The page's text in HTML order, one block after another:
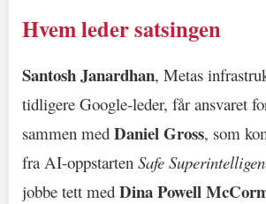
Hvem leder satsingen
Santosh Janardhan, Metas
tidligere Google-leder, får ansvaret
sammen med Daniel Gross, som
fra AI-oppstarten Safe
jobbe tett med Dina Powell